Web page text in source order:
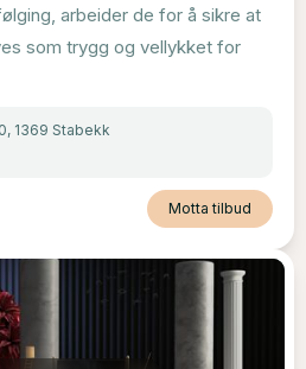
arbeider de for å sikre at
som trygg og vellykket for
1369 Stabekk
Motta tilbud